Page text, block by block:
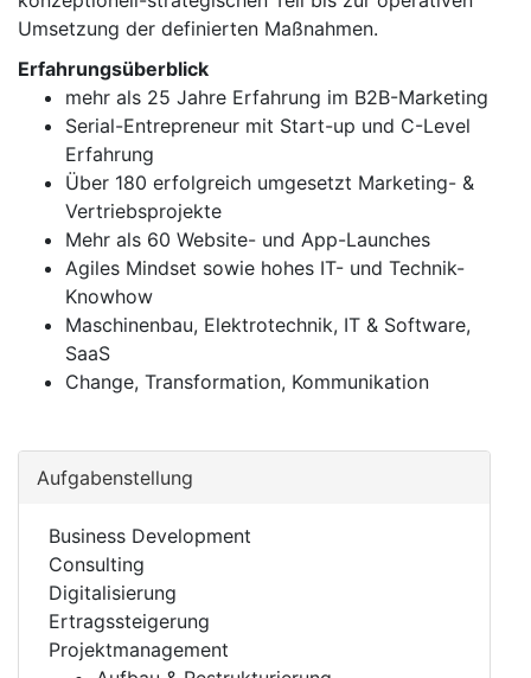
Umsetzung der definierten Maßnahmen.
Erfahrungsüberblick
mehr als 25 Jahre Erfahrung im B2B-Marketing
Serial-Entrepreneur mit Start-up und C-Level
Erfahrung
Über 180 erfolgreich umgesetzt Marketing- &
Vertriebsprojekte
Mehr als 60 Website- und App-Launches
Agiles Mindset sowie hohes IT- und Technik-
Knowhow
Maschinenbau, Elektrotechnik, IT & Software,
SaaS
Change, Transformation, Kommunikation
Aufgabenstellung
Business Development
Consulting
Digitalisierung
Ertragssteigerung
Projektmanagement